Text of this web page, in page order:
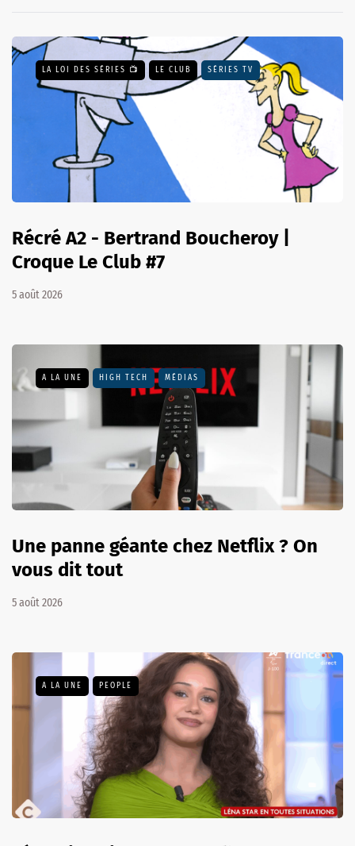
LA LOI DES SÉRIES 📺 LE CLUB SÉRIES TV
Récré A2 - Bertrand Boucheroy |
Croque Le Club #7
5 août 2026
A LA UNE HIGH TECH MÉDIAS
Une panne géante chez Netflix ? On
vous dit tout
5 août 2026
A LA UNE PEOPLE